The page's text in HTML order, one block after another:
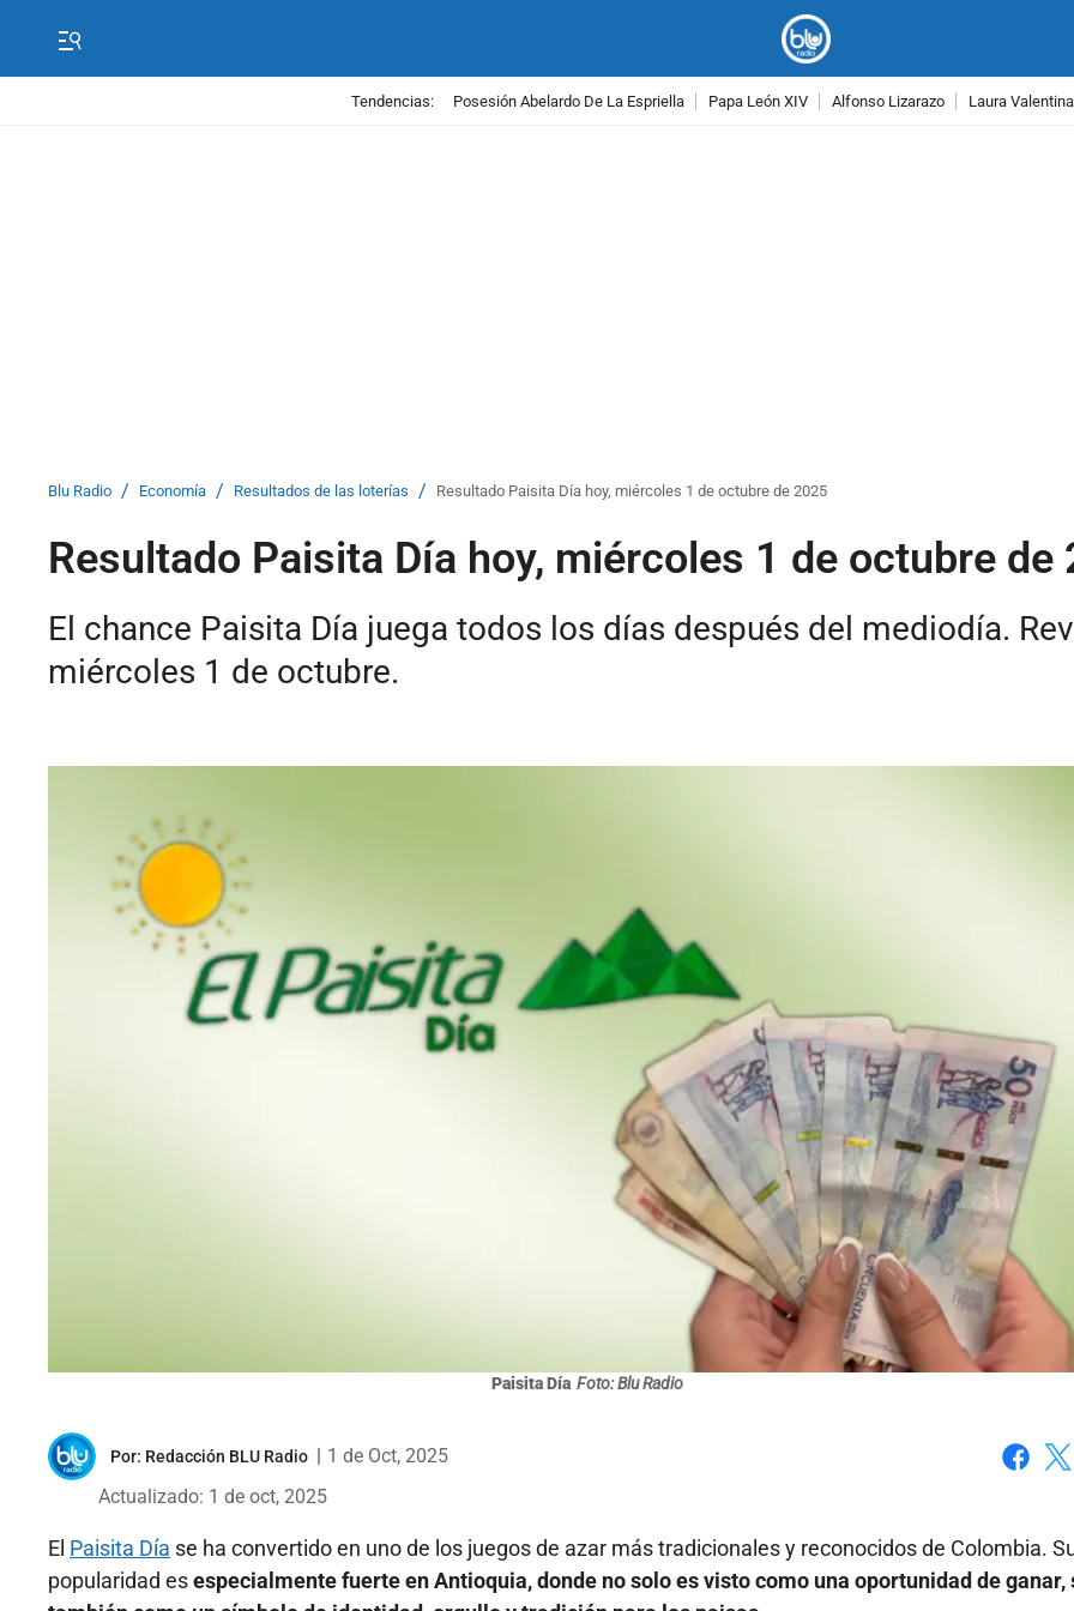
Tendencias: Posesión Abelardo De La Espriella Papa León XIV Alfonso Lizarazo Laura
Blu Radio / Economía / Resultados de las loterías / Resultado Paisita Día hoy, miércoles 1 de octubre de 2025
Resultado Paisita Día hoy, miércoles 1 de octubre de
El chance Paisita Día juega todos los días después del mediodía.
miércoles 1 de octubre.
Paisita Día Foto: Blu Radio
Por: Redacción BLU Radio
1 de Oct, 2025
Actualizado: 1 de oct, 2025
El Paisita Día se ha convertido en uno de los juegos de azar más tradicionales y reconocidos de Colombia.
popularidad esespecialmente fuerte en Antioquia, donde no solo es visto como una oportunidad de ganar,